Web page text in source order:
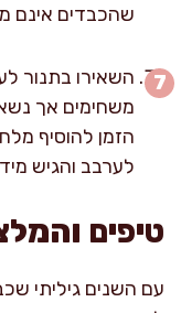
שהכבדים אינם
משחימים אך
הזמן להוסיף
לערבב והגיש
טיפים
עם השנים גיליתי